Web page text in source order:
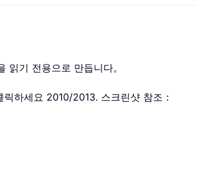
기 전용으로 만듭니다。
하세요 2010/2013. 스크린샷 참조：